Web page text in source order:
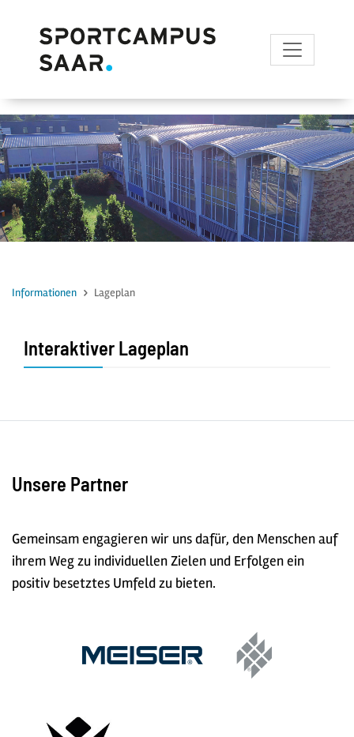
zum Inhalt
Informationen Lageplan
Interaktiver Lageplan
Unsere Partner
Gemeinsam engagieren wir uns dafür, den Menschen auf
ihrem Weg zu individuellen Zielen und Erfolgen ein
positiv besetztes Umfeld zu bieten.